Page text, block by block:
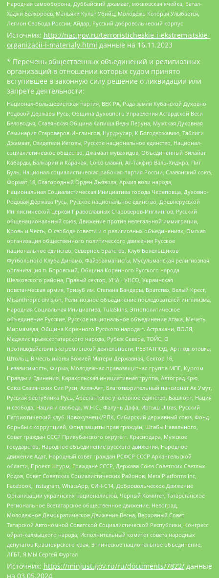
Народная самооборона, Дуббайский джамаат, московская ячейка, Батал-
Хаджи Белхороев, Маньяки Культ Убийц, Молодёжь Которая Улыбается,
Легион Свобода России, Айдар, Русский добровольческий корпус
Источник: http://nac.gov.ru/terroristicheskie-i-ekstremistskie-
organizacii-i-materialy.html данные на 16.11.2023
* Перечень общественных объединений и религиозных
организаций в отношении которых судом принято
вступившее в законную силу решение о ликвидации или
запрете деятельности:
Национал-большевистская партия, ВЕК РА, Рада земли Кубанской Духовно
Родовой Державы Русь, Община Духовного Управления Асгардской Веси
Беловодья, Славянская Община Капища Веды Перуна, Мужская Духовная
Семинария Староверов-Инглингов, Нурджулар, К Богодержавию, Таблиги
Джамаат, Свидетели Иеговы, Русское национальное единство, Национал-
социалистическое общество, Джамаат мувахидов, Объединенный Вилайат
Кабарды, Балкарии и Карачая, Союз славян, Ат-Такфир Валь-Хиджра, Пит
Буль, Национал-социалистическая рабочая партия России, Славянский союз,
Формат-18, Благородный Орден Дьявола, Армия воли народа,
Национальная Социалистическая Инициатива города Череповца, Духовно-
Родовая Держава Русь, Русское национальное единство, Древнерусской
Инглистической церкви Православных Староверов-Инглингов, Русский
общенациональный союз, Движение против нелегальной иммиграции,
Кровь и Честь, О свободе совести и о религиозных объединениях, Омская
организация общественного политического движения Русское
национальное единство, Северное Братство, Клуб Болельщиков
Футбольного Клуба Динамо, Файзрахманисты, Мусульманская религиозная
организация п. Боровский, Община Коренного Русского народа
Щелковского района, Правый сектор, УНА - УНСО, Украинская
повстанческая армия, Тризуб им. Степана Бандеры, Братство, Белый Крест,
Misanthropic division, Религиозное объединение последователей инглиизма,
Народная Социальная Инициатива, TulaSkins, Этнополитическое
объединение Русские, Русское национальное объединение Атака, Мечеть
Мирмамеда, Община Коренного Русского народа г. Астрахани, ВОЛЯ,
Меджлис крымскотатарского народа, Рубеж Севера, ТОЙС, О
противодействии экстремистской деятельности, РЕВТАТПОД, Артподготовка,
Штольц, В честь иконы Божией Матери Державная, Сектор 16,
Независимость, Фирма, Молодежная правозащитная группа МПГ, Курсом
Правды и Единения, Каракольская инициативная группа, Автоград Крю,
Союз Славянских Сил Руси, Алля-Аят, Благотворительный пансионат Ак Умут,
Русская республика Русь, Арестантское уголовное единство, Башкорт, Нация
и свобода, Нация и свобода, W.H.С., Фалунь Дафа, Иртыш Ultras, Русский
Патриотический клуб-Новокузнецк/РПК, Сибирский державный союз, Фонд
борьбы с коррупцией, Фонд защиты прав граждан, Штабы Навального,
Совет граждан СССР Прикубанского округа г. Краснодара, Мужское
государство, Народное объединение русского движения, Народное
движение Адат, Народный совет граждан РСФСР СССР Архангельской
области, Проект Штурм, Граждане СССР, Держава Союз Советских Светлых
Родов, Совет Советских Социалистических Районов, Meta Platforms Inc,
Facebook, Instagram, WhatsApp, СИЧ-С14, Добровольческое Движение
Организации украинских националистов, Черный Комитет, Татарстанское
Региональное Всетатарское общественное движение, Невоград,
Молодежное Демократическое Движение Весна, Верховный Совет
Татарской Автономной Советской Социалистической Республики, Конгресс
ойрат-калмыцкого народа, Исполнительный комитет совета народных
депутатов Красноярского края, Этническое национальное объединение,
ЛГБТ, Я.МЫ Сергей Фургал
Источник: https://minjust.gov.ru/ru/documents/7822/ данные
на 03.05.2024